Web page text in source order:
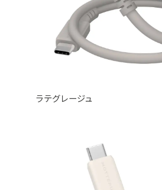
ラテグレージュ